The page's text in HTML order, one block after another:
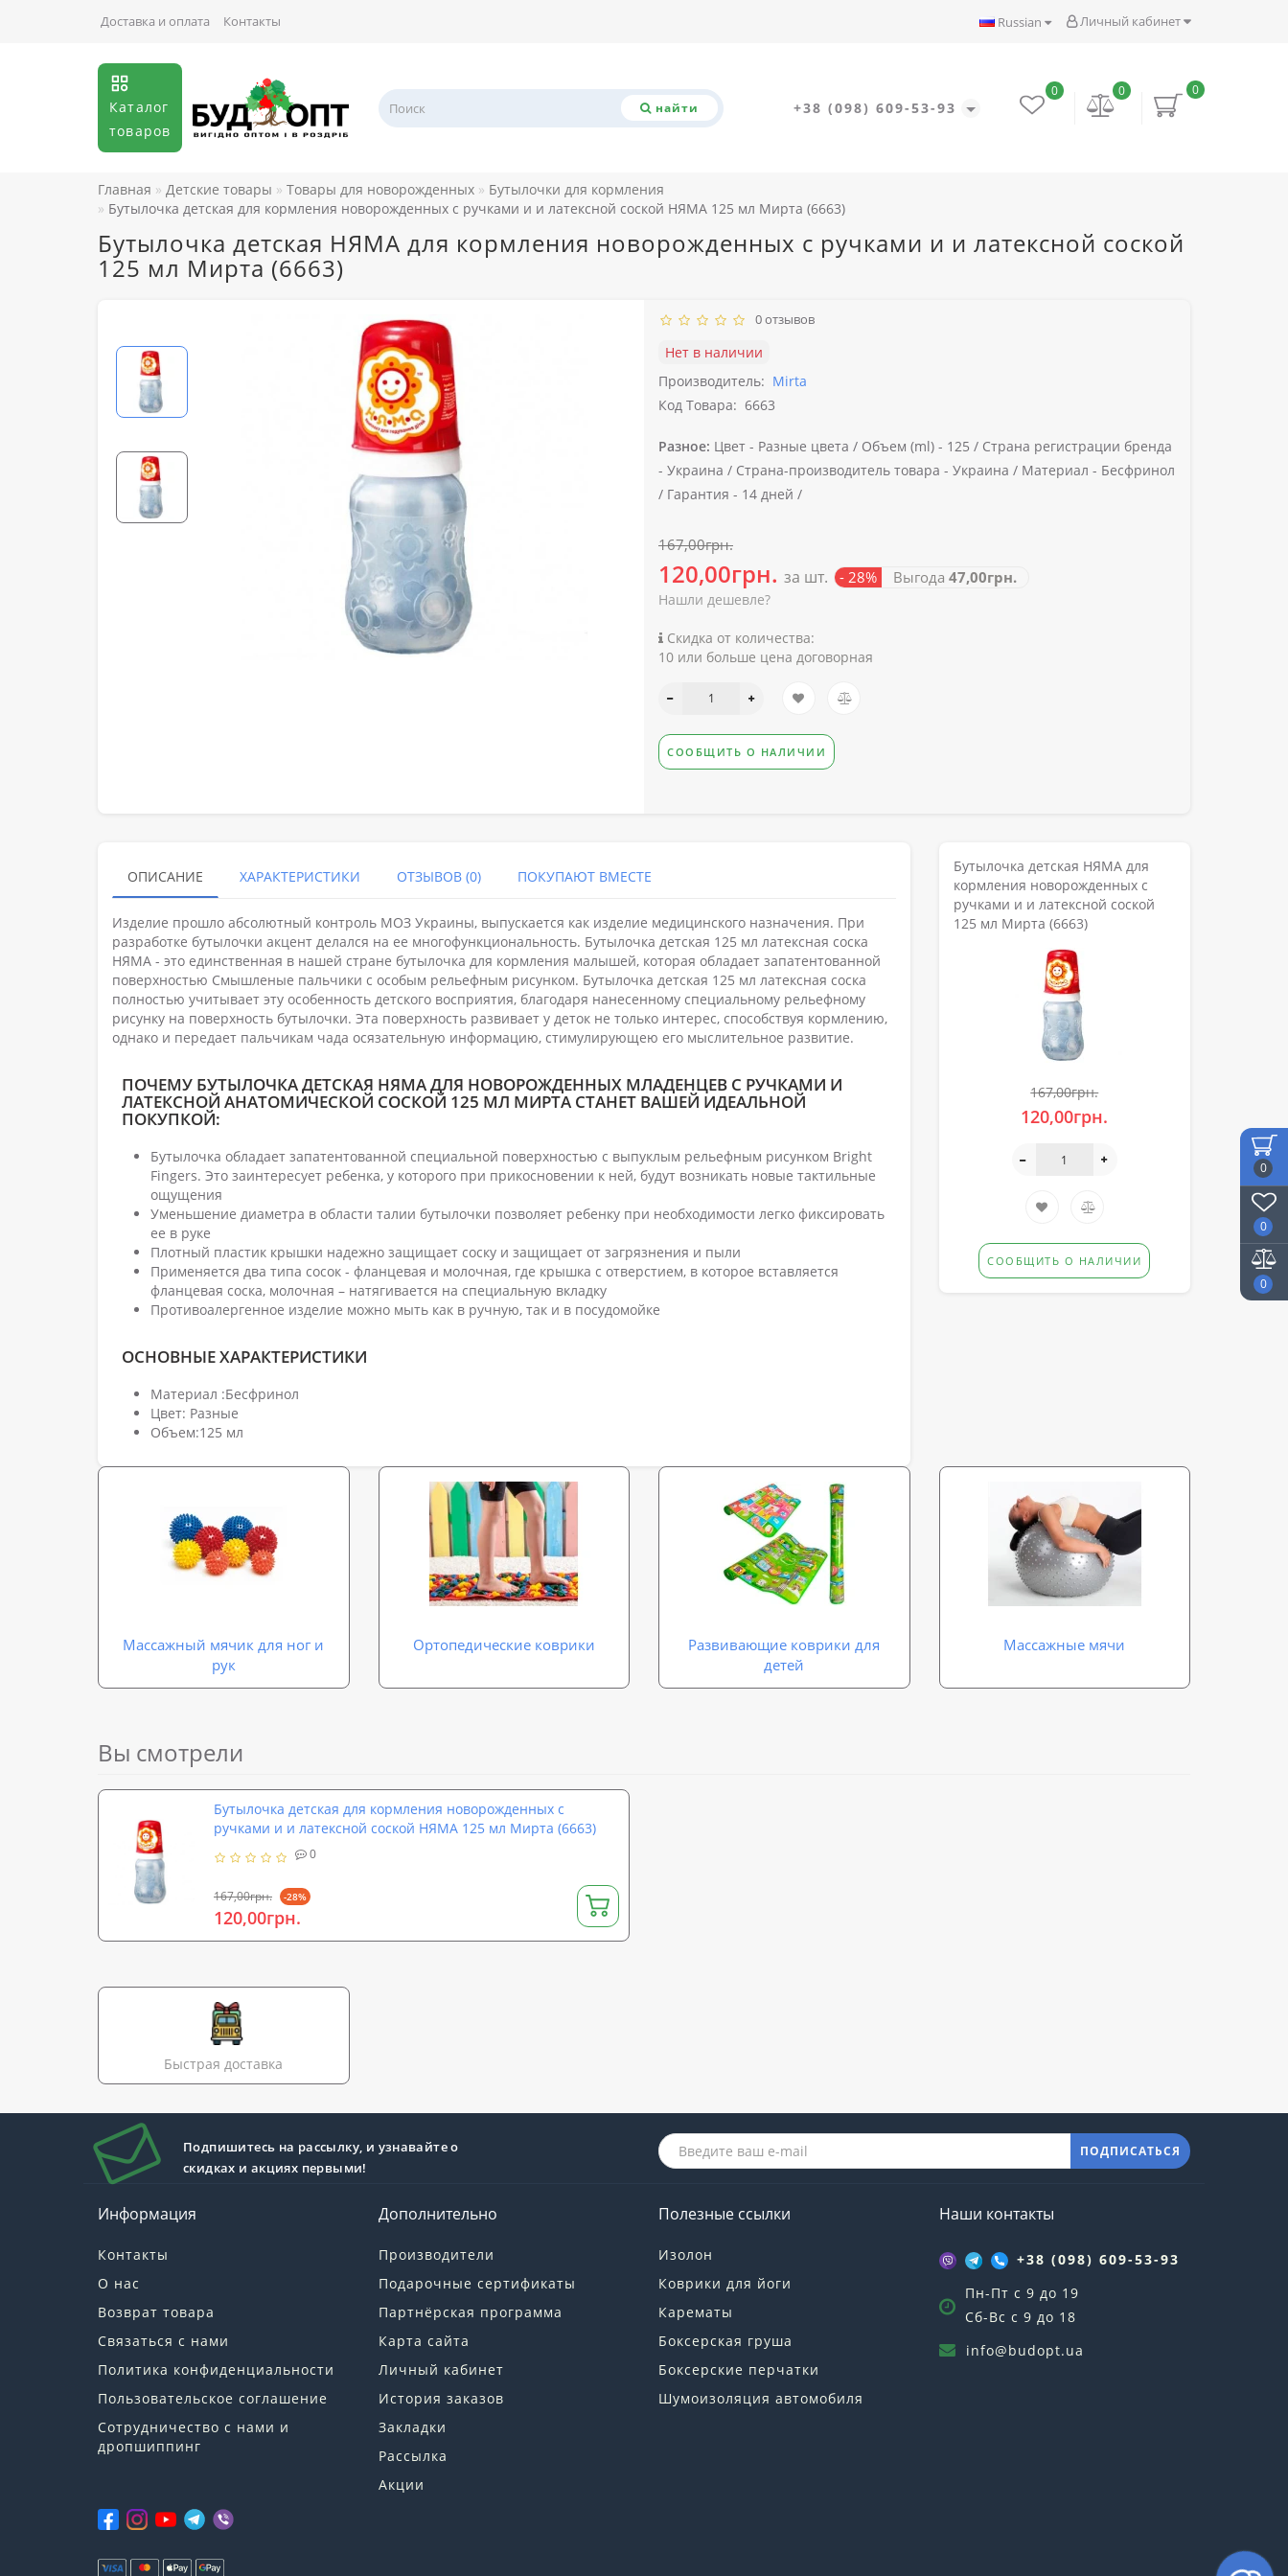
0
0
0
Личный кабинет
Russian
Доставка и оплата Контакты
Каталог
товаров
найти +38 (098) 609-53-93
0
0
0
Главная Детские товары Товары для новорожденных
Бутылочки для кормления
Бутылочка детская для кормления новорожденных с ручками и и латексной соской НЯМА 125 мл Мирта (6663)
Бутылочка детская НЯМА для кормления новорожденных с ручками и и латексной соской
125 мл Мирта (6663)
0 отзывов
Нет в наличии
Производитель: Mirta
Код Товара: 6663
Разное: Цвет - Разные цвета / Объем (ml) - 125 / Страна регистрации бренда
- Украина / Страна-производитель товара - Украина / Материал - Бесфринол
/ Гарантия - 14 дней /
167,00грн.
120,00грн. за шт. - 28% Выгода 47,00грн.
Нашли дешевле?
Скидка от количества:
10 или больше цена договорная
СООБЩИТЬ О НАЛИЧИИ
ОПИСАНИЕ ХАРАКТЕРИСТИКИ ОТЗЫВОВ (0) ПОКУПАЮТ ВМЕСТЕ
Изделие прошло абсолютный контроль МОЗ Украины, выпускается как изделие медицинского назначения. При
разработке бутылочки акцент делался на ее многофункциональность. Бутылочка детская 125 мл латексная соска
НЯМА - это единственная в нашей стране бутылочка для кормления малышей, которая обладает запатентованной
поверхностью Смышленые пальчики с особым рельефным рисунком. Бутылочка детская 125 мл латексная соска
полностью учитывает эту особенность детского восприятия, благодаря нанесенному специальному рельефному
рисунку на поверхность бутылочки. Эта поверхность развивает у деток не только интерес, способствуя кормлению,
однако и передает пальчикам чада осязательную информацию, стимулирующею его мыслительное развитие.
ПОЧЕМУ БУТЫЛОЧКА ДЕТСКАЯ НЯМА ДЛЯ НОВОРОЖДЕННЫХ МЛАДЕНЦЕВ С РУЧКАМИ И
ЛАТЕКСНОЙ АНАТОМИЧЕСКОЙ СОСКОЙ 125 МЛ МИРТА СТАНЕТ ВАШЕЙ ИДЕАЛЬНОЙ
ПОКУПКОЙ:
Бутылочка обладает запатентованной специальной поверхностью с выпуклым рельефным рисунком Bright
Fingers. Это заинтересует ребенка, у которого при прикосновении к ней, будут возникать новые тактильные
ощущения
Уменьшение диаметра в области талии бутылочки позволяет ребенку при необходимости легко фиксировать
ее в руке
Плотный пластик крышки надежно защищает соску и защищает от загрязнения и пыли
Применяется два типа сосок - фланцевая и молочная, где крышка с отверстием, в которое вставляется
фланцевая соска, молочная – натягивается на специальную вкладку
Противоалергенное изделие можно мыть как в ручную, так и в посудомойке
ОСНОВНЫЕ ХАРАКТЕРИСТИКИ
Материал :Бесфринол
Цвет: Разные
Объем:125 мл
Бутылочка детская НЯМА для
кормления новорожденных с
ручками и и латексной соской
125 мл Мирта (6663)
167,00грн.
120,00грн.
СООБЩИТЬ О НАЛИЧИИ
Массажный мячик для ног и
рук
Ортопедические коврики
Развивающие коврики для
детей
Массажные мячи
Вы смотрели
Бутылочка детская для кормления новорожденных с
ручками и и латексной соской НЯМА 125 мл Мирта (6663)
0
167,00грн. -28%
120,00грн.
Быстрая доставка
Подпишитесь на рассылку, и узнавайте о
скидках и акциях первыми!
ПОДПИСАТЬСЯ
Информация
Контакты
О нас
Возврат товара
Связаться с нами
Политика конфиденциальности
Пользовательское соглашение
Сотрудничество с нами и
дропшиппинг
Дополнительно
Производители
Подарочные сертификаты
Партнёрская программа
Карта сайта
Личный кабинет
История заказов
Закладки
Рассылка
Акции
Полезные ссылки
Изолон
Коврики для йоги
Карематы
Боксерская груша
Боксерские перчатки
Шумоизоляция автомобиля
Наши контакты
+38 (098) 609-53-93
Пн-Пт с 9 до 19
Сб-Вс с 9 до 18
info@budopt.ua